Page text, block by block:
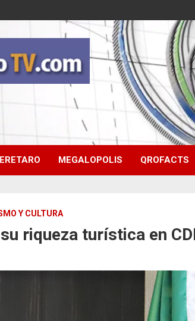
MEGALOPOLIS QROFACTS
Y CULTURA
riqueza turística en